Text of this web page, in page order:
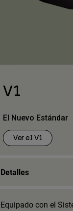
V1
El Nuevo Estándar
Ver el V1
Detalles
Equipado con el